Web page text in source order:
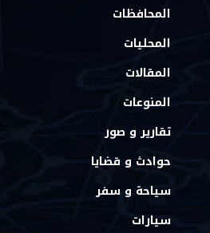
المحافظات
المحليات
المقالات
المنوعات
تقارير و صور
حوادث و قضايا
سياحة و سفر
سيارات